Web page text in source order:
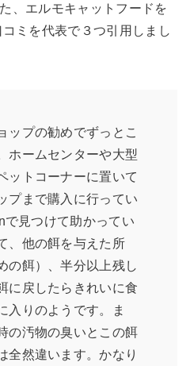
、エルモキャットフードを
ミを代表で３つ引用しまし
ップの勧めでずっとこ
ホームセンターや大型
ットコーナーに置いて
プまで購入に行ってい
見つけて助かってい
、他の餌を与えた所
の餌）、半分以上残し
に戻したらきれいに食
入りのようです。ま
の汚物の臭いとこの餌
全然違います。かなり